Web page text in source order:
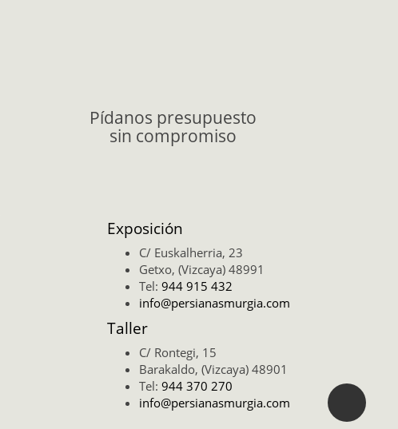
Pídanos presupuesto
sin compromiso
Exposición
C/ Euskalherria, 23
Getxo, (Vizcaya) 48991
Tel: 944 915 432
info@persianasmurgia.com
Taller
C/ Rontegi, 15
Barakaldo, (Vizcaya) 48901
Tel: 944 370 270
info@persianasmurgia.com